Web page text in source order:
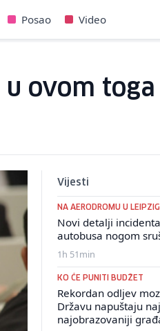
Posao Video
ovom
Vijesti
NA AERODROMU U
Novi detalji
autobusa nogom
1h 51min
KO ĆE PUNITI BUDŽET
Rekordan odljev
Državu napuštaju
najobrazovaniji